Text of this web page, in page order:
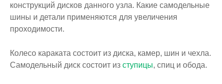
конструкций дисков данного узла. Какие самодельные
шины и детали применяются для увеличения
проходимости.
Колесо караката состоит из диска, камер, шин и чехла.
Самодельный диск состоит из ступицы, спиц и обода.